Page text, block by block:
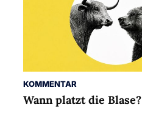
KOMMENTAR
Wann platzt die Blase?